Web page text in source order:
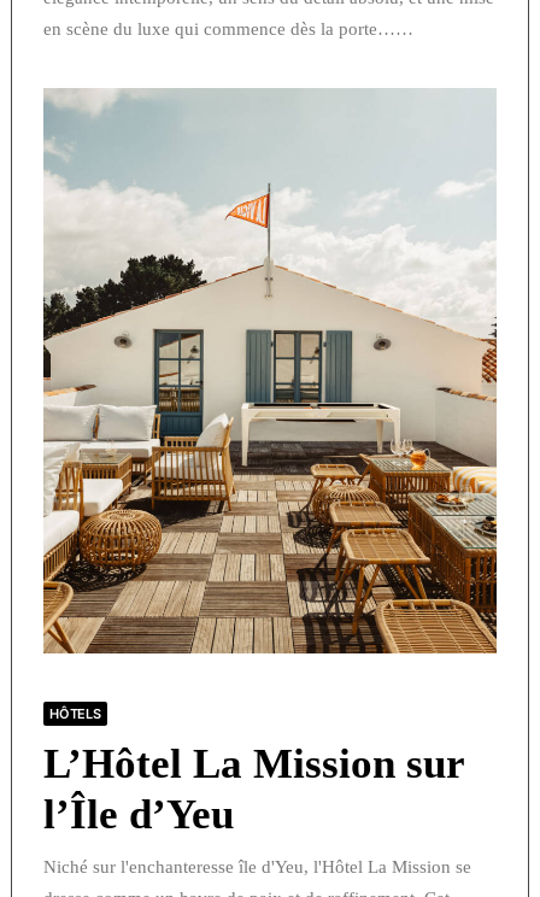
en scène du luxe qui commence dès la porte……
HÔTELS
L’Hôtel La Mission sur
l’Île d’Yeu
Niché sur l'enchanteresse île d'Yeu, l'Hôtel La Mission se